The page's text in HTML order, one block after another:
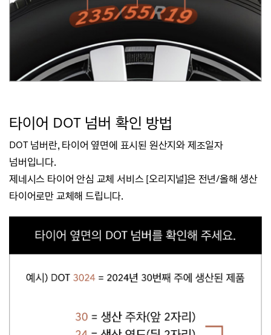
타이어 DOT 넘버 확인 방법
DOT 넘버란, 타이어 옆면에 표시된 원산지와 제조일자
넘버입니다.
제네시스 타이어 안심 교체 서비스 [오리지널]은 전년/올해 생산
타이어로만 교체해 드립니다.